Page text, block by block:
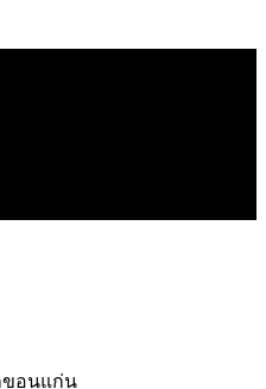
ขอนแก่น